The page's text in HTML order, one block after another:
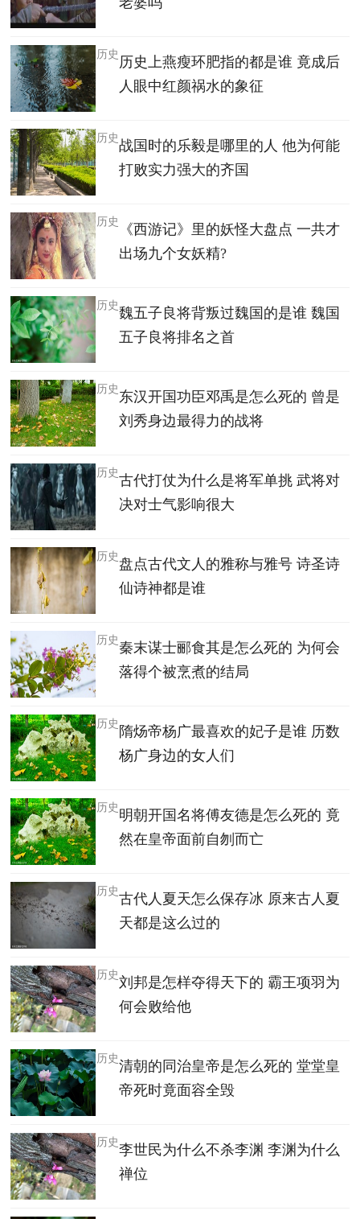
历史上燕瘦环肥指的都是谁 竟成后
人眼中红颜祸水的象征
历史
战国时的乐毅是哪里的人 他为何能
打败实力强大的齐国
历史
《西游记》里的妖怪大盘点 一共才
出场九个女妖精?
历史
魏五子良将背叛过魏国的是谁 魏国
五子良将排名之首
历史
东汉开国功臣邓禹是怎么死的 曾是
刘秀身边最得力的战将
历史
古代打仗为什么是将军单挑 武将对
决对士气影响很大
历史
盘点古代文人的雅称与雅号 诗圣诗
仙诗神都是谁
历史
秦末谋士郦食其是怎么死的 为何会
落得个被烹煮的结局
历史
隋炀帝杨广最喜欢的妃子是谁 历数
杨广身边的女人们
历史
明朝开国名将傅友德是怎么死的 竟
然在皇帝面前自刎而亡
历史
古代人夏天怎么保存冰 原来古人夏
天都是这么过的
历史
刘邦是怎样夺得天下的 霸王项羽为
何会败给他
历史
清朝的同治皇帝是怎么死的 堂堂皇
帝死时竟面容全毁
历史
李世民为什么不杀李渊 李渊为什么
禅位
历史